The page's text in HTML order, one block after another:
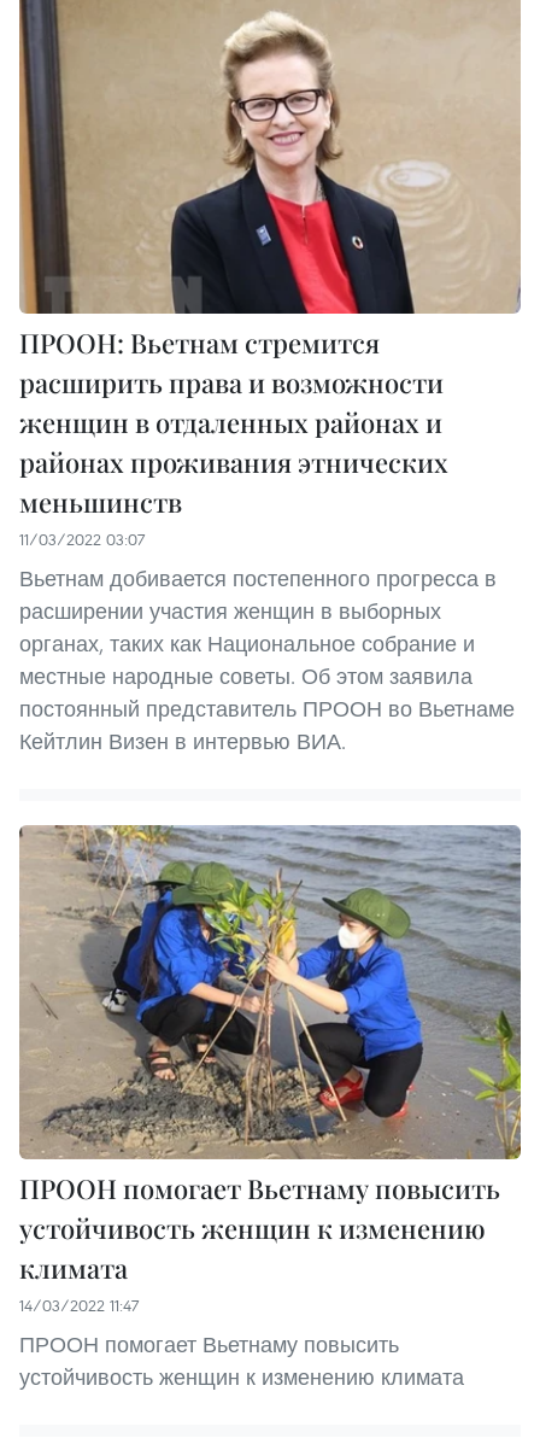
ПРООН: Вьетнам стремится
расширить права и возможности
женщин в отдаленных районах и
районах проживания этнических
меньшинств
11/03/2022 03:07
Вьетнам добивается постепенного прогресса в
расширении участия женщин в выборных
органах, таких как Национальное собрание и
местные народные советы. Об этом заявила
постоянный представитель ПРООН во Вьетнаме
Кейтлин Визен в интервью ВИА.
ПРООН помогает Вьетнаму повысить
устойчивость женщин к изменению
климата
14/03/2022 11:47
ПРООН помогает Вьетнаму повысить
устойчивость женщин к изменению климата